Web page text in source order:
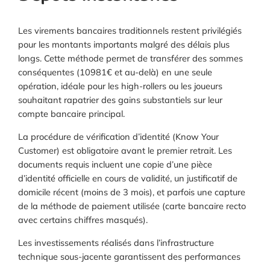
Les virements bancaires traditionnels restent privilégiés
pour les montants importants malgré des délais plus
longs. Cette méthode permet de transférer des sommes
conséquentes (10981€ et au-delà) en une seule
opération, idéale pour les high-rollers ou les joueurs
souhaitant rapatrier des gains substantiels sur leur
compte bancaire principal.
La procédure de vérification d’identité (Know Your
Customer) est obligatoire avant le premier retrait. Les
documents requis incluent une copie d’une pièce
d’identité officielle en cours de validité, un justificatif de
domicile récent (moins de 3 mois), et parfois une capture
de la méthode de paiement utilisée (carte bancaire recto
avec certains chiffres masqués).
Les investissements réalisés dans l’infrastructure
technique sous-jacente garantissent des performances